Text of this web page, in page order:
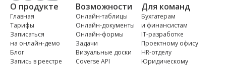
О продукте
Главная
Тарифы
Записаться
на онлайн-демо
Блог
Запись в реестре
Возможности
Онлайн-таблицы
Онлайн-документы
Онлайн-формы
Задачи
Визуальные доски
Coverse API
Для команд
Бухгатерам
и финансистам
IT-разработке
Проектному офису
HR-отделу
Юридическому